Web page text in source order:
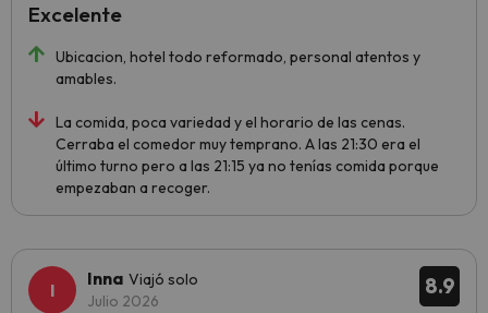
Ubicacion, hotel todo reformado, personal atentos y
amables.
La comida, poca variedad y el horario de las cenas.
Cerraba el comedor muy temprano. A las 21:30 era el
último turno pero a las 21:15 ya no tenías comida porque
empezaban a recoger.
Excelente
8.9
Inna Viajó solo
Julio 2026